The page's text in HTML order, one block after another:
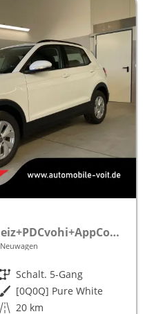
95PS Climatronic+Sitzheiz+PDCvohi+AppConnect+Side+TravelAssist+ACC
Neuwagen
Getriebe Schalt. 5-Gang
Außenfarbe [0Q0Q] Pure White
Kilometerstand 20 km